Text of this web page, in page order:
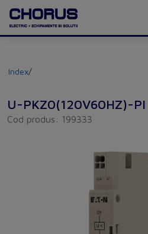
Index/
U-PKZ0(120V60HZ)-PI
Cod produs: 199333